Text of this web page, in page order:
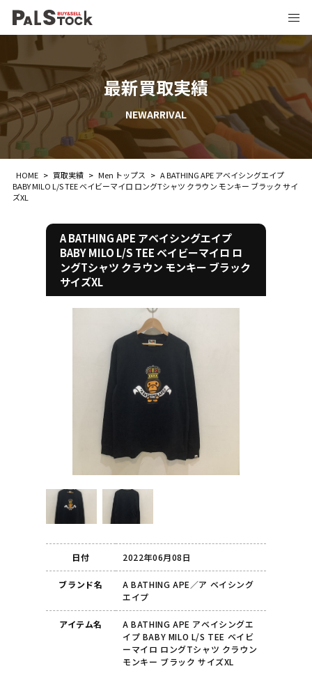
最新買取実績
NEWARRIVAL
HOME > 買取実績 > Men トップス > A BATHING APE アベイシングエイプ
BABY MILO L/S TEE ベイビーマイロ ロングTシャツ クラウン モンキー ブラック サイ
ズXL
A BATHING APE アベイシングエイプ
BABY MILO L/S TEE ベイビーマイロ ロ
ングTシャツ クラウン モンキー ブラック
サイズXL
日付 2022年06月08日
ブランド名
A BATHING APE／ア ベイシング
エイプ
アイテム名
A BATHING APE アベイシングエ
イプ BABY MILO L/S TEE ベイビ
ーマイロ ロングTシャツ クラウン
モンキー ブラック サイズXL